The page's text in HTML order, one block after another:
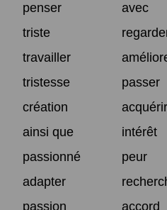
penser
avec
triste
travailler
tristesse
passer
création
acquérir
ainsi que
intérêt
passionné
peur
adapter
passion
accord